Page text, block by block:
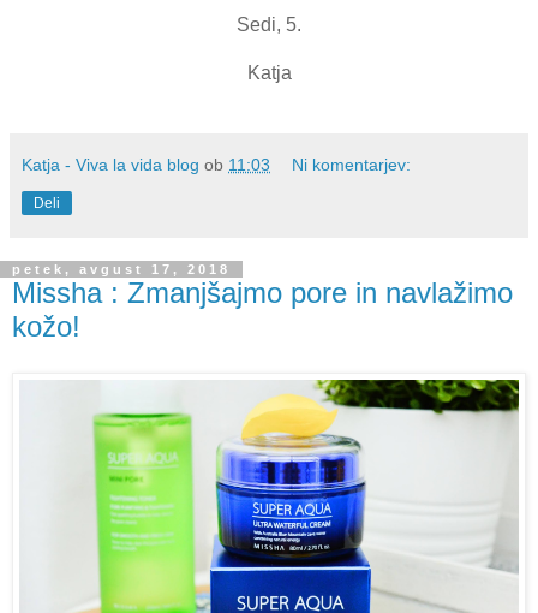
Sedi, 5.
Katja
Katja - Viva la vida blog ob 11:03 Ni komentarjev:
Deli
petek, avgust 17, 2018
Missha : Zmanjšajmo pore in navlažimo
kožo!